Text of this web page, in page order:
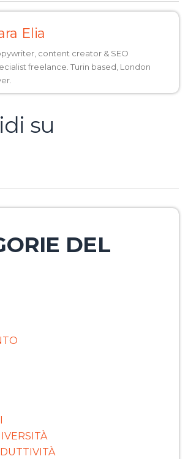
Elia
content creator & SEO
freelance. Turin based, London
su
DEL